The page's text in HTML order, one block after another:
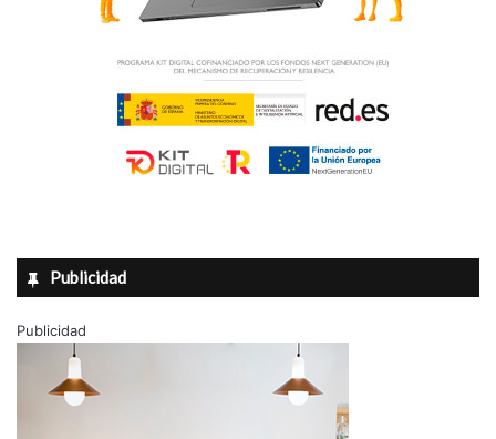
Publicidad
Publicidad